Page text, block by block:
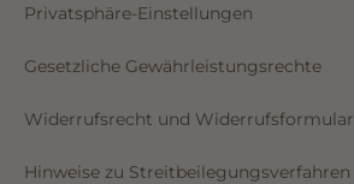
Privatsphäre-Einstellungen
Gesetzliche Gewährleistungsrechte
Widerrufsrecht und Widerrufsformular
Hinweise zu Streitbeilegungsverfahren